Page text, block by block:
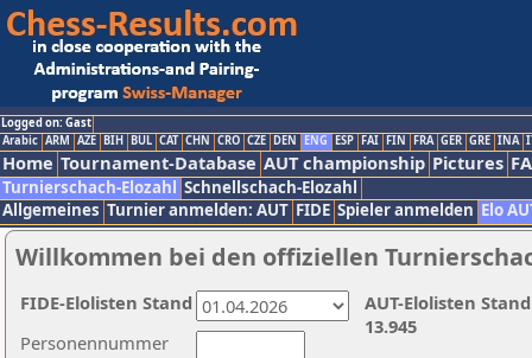
Logged on: Gast
Arabic ARM AZE BIH BUL CAT CHN CRO CZE DEN ENG ESP FAI FIN FRA GER GRE INA
Home Tournament-Database AUT championship Pictures
Turnierschach-Elozahl Schnellschach-Elozahl
Allgemeines Turnier anmelden: AUT FIDE Spieler anmelden Elo
Willkommen bei den offiziellen
Personennummer
AUT-Elolisten
13.945
FIDE-Elolisten Stand